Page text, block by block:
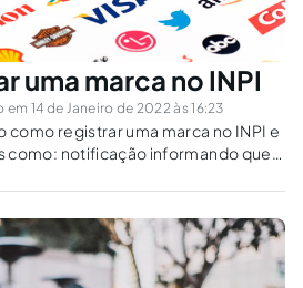
uma marca no INPI
14 de Janeiro de 2022 às 16:23
como registrar uma marca no INPI e
como: notificação informando que